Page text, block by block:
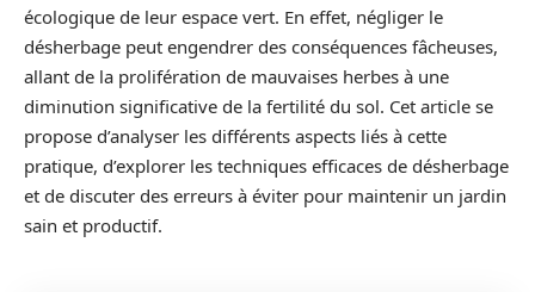
écologique de leur espace vert. En effet, négliger le
désherbage peut engendrer des conséquences fâcheuses,
allant de la prolifération de mauvaises herbes à une
diminution significative de la fertilité du sol. Cet article se
propose d’analyser les différents aspects liés à cette
pratique, d’explorer les techniques efficaces de désherbage
et de discuter des erreurs à éviter pour maintenir un jardin
sain et productif.